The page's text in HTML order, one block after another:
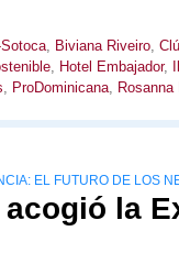
, Biviana Riveiro,
, Hotel Embajador,
, ProDominicana, Rosanna
EL FUTURO DE LOS
la